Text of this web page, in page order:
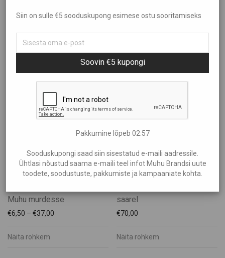
Kõik
Aed ja Kümblus
Brändid
Heategevus
Kinkekaardid
Lastele
Puidust tooted
Raamatud ja Muusika
Sorteeri
Populaarsus
Uudsus
Filtreeri hinna järgi
€1.180
Showing“Teenused”
Muhu murdesse
€6,50 – €37,00
Näita rohkem
saarel
€70,00
Näita rohkem
Siin on sulle €5 sooduskupong esimese ostu sooritamiseks
Soovin €5 kupongi
Pakkumine lõpeb 02:56
Sooduskupongi saad siin sisestatud e-maili aadressile.
Ühtlasi nõustud saama e-maili teel infot Muhu Brandsi uute
toodete, soodustuste, pakkumiste ja kampaaniate kohta.